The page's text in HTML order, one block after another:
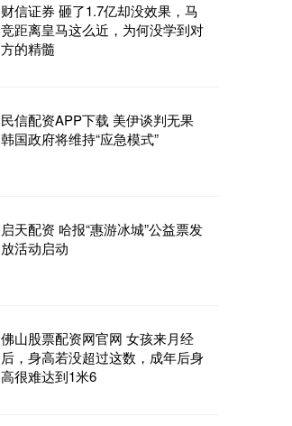
财信证券 砸了1.7亿却没效果，马
竞距离皇马这么近，为何没学到对
方的精髓
民信配资APP下载 美伊谈判无果
韩国政府将维持“应急模式”
启天配资 哈报“惠游冰城”公益票发
放活动启动
佛山股票配资网官网 女孩来月经
后，身高若没超过这数，成年后身
高很难达到1米6